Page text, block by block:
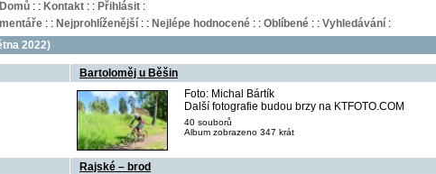
Domů : : Kontakt : : Přihlásit :
: : Nejprohlíženější: : Nejlépe hodnocené: : Oblíbené: : Vyhledávání:
2022)
Bartoloměj u Běšin
Foto: Michal Bártík
Další fotografie budou brzy na KTFOTO.COM
40 souborů
Album zobrazeno 347 krát
Rajské – brod